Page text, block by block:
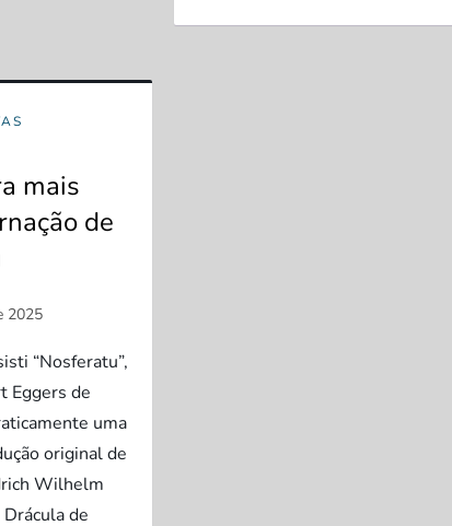
mais
de
“Nosferatu”,
Eggers de
uma
original de
Wilhelm
de